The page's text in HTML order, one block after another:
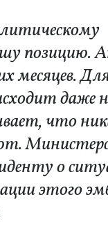
позицию.
месяцев.
даже
что
о
этого